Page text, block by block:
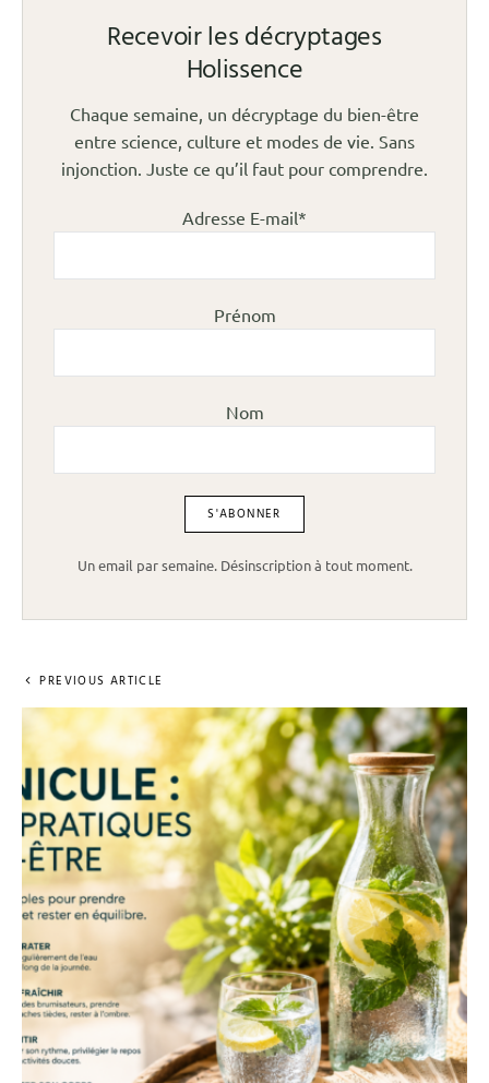
Recevoir les décryptages
Holissence
Chaque semaine, un décryptage du bien-être
entre science, culture et modes de vie. Sans
injonction. Juste ce qu’il faut pour comprendre.
Adresse E-mail*
Prénom
Nom
Un email par semaine. Désinscription à tout moment.
PREVIOUS ARTICLE